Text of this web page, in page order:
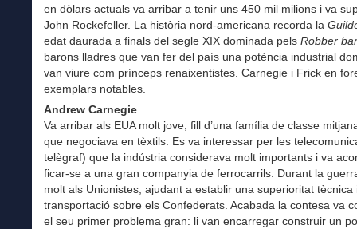
en dòlars actuals va arribar a tenir uns 450 mil milions i va
John Rockefeller. La història nord-americana recorda la
edat daurada a finals del segle XIX dominada pels Robber
barons lladres que van fer del país una potència industrial
van viure com prínceps renaixentistes. Carnegie i Frick en
exemplars notables.
Andrew Carnegie
Va arribar als EUA molt jove, fill d’una família de classe
que negociava en tèxtils. Es va interessar per les
telègraf) que la indústria considerava molt importants i va
ficar-se a una gran companyia de ferrocarrils. Durant la
molt als Unionistes, ajudant a establir una superioritat tècnica
transportació sobre els Confederats. Acabada la contesa va
el seu primer problema gran: li van encarregar construir un